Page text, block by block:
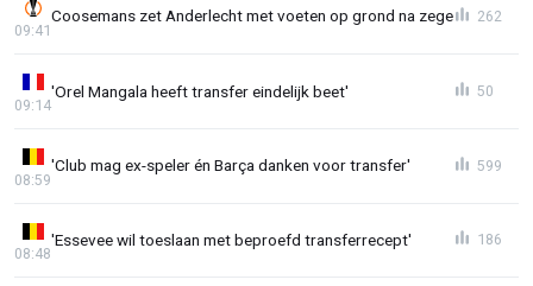
Coosemans zet Anderlecht met voeten op grond na zege
09:41
262
'Orel Mangala heeft transfer eindelijk beet'
09:14
50
'Club mag ex-speler én Barça danken voor transfer'
08:59
599
'Essevee wil toeslaan met beproefd transferrecept'
08:48
186